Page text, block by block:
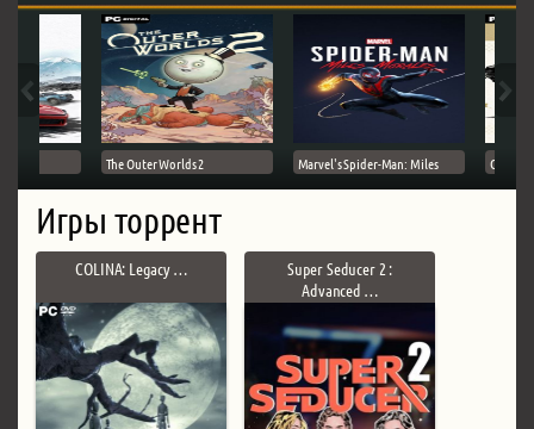
The Outer Worlds 2 Marvel's Spider-Man: Miles Ghost
Игры торрент
COLINA: Legacy …
Super Seducer 2 :
Advanced …